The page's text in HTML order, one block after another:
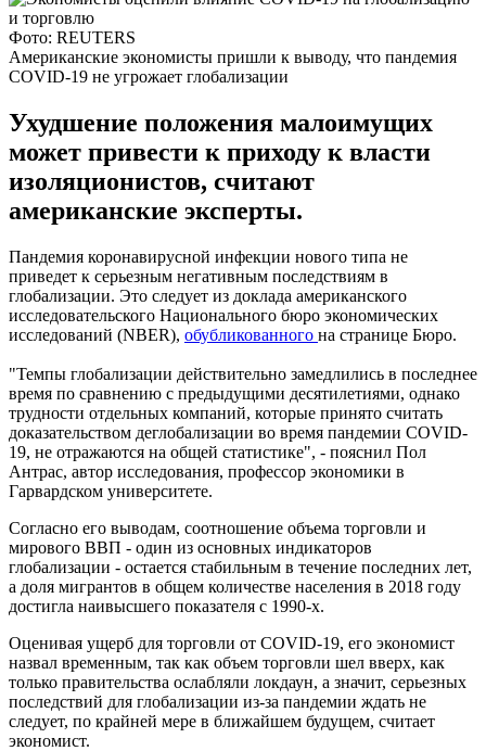
Фото: REUTERS
Американские экономисты пришли к выводу, что пандемия
COVID-19 не угрожает глобализации
Ухудшение положения малоимущих
может привести к приходу к власти
изоляционистов, считают
американские эксперты.
Пандемия коронавирусной инфекции нового типа не
приведет к серьезным негативным последствиям в
глобализации. Это следует из доклада американского
исследовательского Национального бюро экономических
исследований (NBER), обубликованного на странице Бюро.
"Темпы глобализации действительно замедлились в последнее
время по сравнению с предыдущими десятилетиями, однако
трудности отдельных компаний, которые принято считать
доказательством деглобализации во время пандемии COVID-
19, не отражаются на общей статистике", - пояснил Пол
Антрас, автор исследования, профессор экономики в
Гарвардском университете.
Согласно его выводам, соотношение объема торговли и
мирового ВВП - один из основных индикаторов
глобализации - остается стабильным в течение последних лет,
а доля мигрантов в общем количестве населения в 2018 году
достигла наивысшего показателя с 1990-х.
Оценивая ущерб для торговли от COVID-19, его экономист
назвал временным, так как объем торговли шел вверх, как
только правительства ослабляли локдаун, а значит, серьезных
последствий для глобализации из-за пандемии ждать не
следует, по крайней мере в ближайшем будущем, считает
экономист.